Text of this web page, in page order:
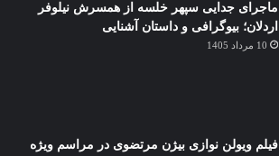
ماجرای جدایی سپهر خلسه از همسرش نیلوفر
اردلان؛ بیوگرافی و داستان آشنایی
10 مرداد 1405
فیلم ویولن نوازی بیژن مرتضوی در مراسم ویژه